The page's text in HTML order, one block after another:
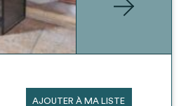
AJOUTER À MA LISTE